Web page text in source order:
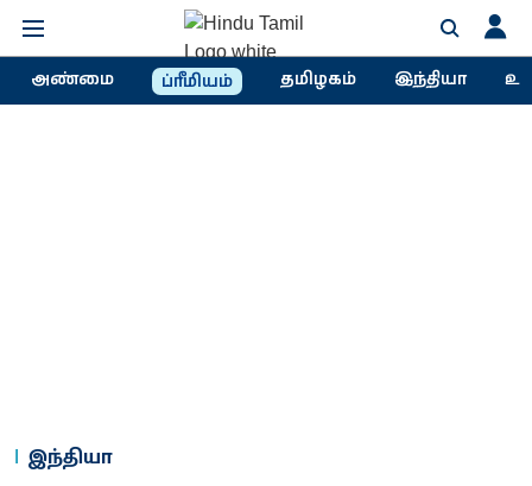
அண்மை ப்ரீமியம் தமிழகம் இந்தியா
இந்தியா